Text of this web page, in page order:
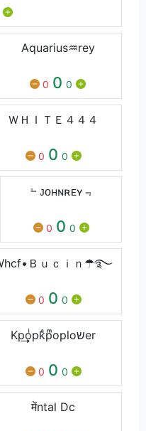
Aquarius♒rey
0 0 0
ＷＨＩＴＥㅤ４４４
0 0 0
﹄ᴊᴏʜɴʀᴇʏ﹃
0 0 0
Ｂｕｃｉｎ☂࿐
0 0 0
Kp͢͢͢oͥpkͣpͫoploשer
0 0 0
मेंntal Dc